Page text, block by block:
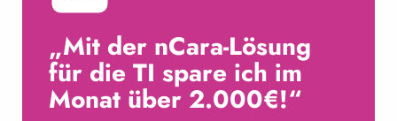
„Mit der nCara-Lösung
für die TI spare ich im
Monat über 2.000€!“